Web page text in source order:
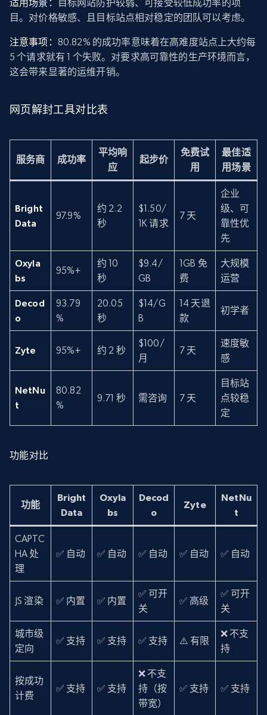
适用场景：
目标网站防护较弱、可接受较低成功率的项
目。对价格敏感、且目标站点相对稳定的团队可以考虑。
注意事项： 80.82% 的成功率意味着在高难度站点上大约每
5 个请求就有 1 个失败。对要求高可靠性的生产环境而言，
这会带来显著的运维开销。
网页解封工具对比表
服务商 成功率
平均响
应
起步价
免费试
用
最佳适
用场景
Bright
Data
97.9%
约 2.2
秒
$1.50/
1K 请求
7 天
企业
级、可
靠性优
先
Oxyla
bs
95%+
约 10
秒
$9.4/
GB
1GB 免
费
大规模
运营
Decod
o
93.79
%
20.05
秒
$14/G
B
14 天退
款
初学者
Zyte 95%+ 约 2 秒
$100/
月
7 天
速度敏
感
NetNu
t
80.82
%
9.71 秒 需咨询 7 天
目标站
点较稳
定
功能对比
功能
Bright
Data
Oxyla
bs
Decod
o
Zyte
NetNu
t
CAPTC
HA 处
理
✅ 自动 ✅ 自动 ✅ 自动 ✅ 自动 ✅ 自动
JS 渲染 ✅ 内置 ✅ 内置
✅ 可开
关
✅ 高级
✅ 可开
关
城市级
定向
✅ 支持 ✅ 支持 ✅ 支持 ⚠️ 有限
❌ 不支
持
按成功
计费
✅ 支持 ✅ 支持
❌ 不支
持（按
带宽）
✅ 支持 ✅ 支持